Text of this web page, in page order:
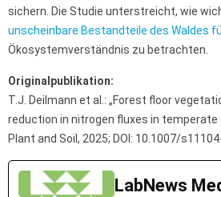
sichern. Die Studie unterstreicht, wie
unscheinbare Bestandteile des Waldes
Ökosystemverständnis zu betrachten.
Originalpublikation:
T.J. Deilmann et al.: „Forest floor
reduction in nitrogen fluxes in
Plant and Soil, 2025; DOI: 10.1007/
LabNews